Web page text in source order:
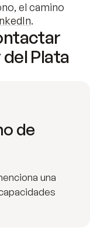
el camino
.
Plata
de
una